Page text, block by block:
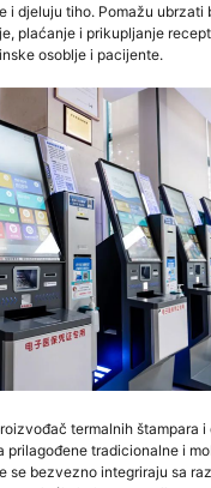
i djeluju tiho. Pomažu ubrzati
plaćanje i prikupljanje
osoblje i pacijente.
termalnih štampara
prilagođene tradicionalne i
se bezvezno integriraju sa